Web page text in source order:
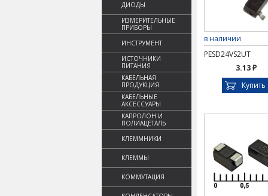
ДИОДЫ
ИЗМЕРИТЕЛЬНЫЕ
ПРИБОРЫ
ИНСТРУМЕНТ
ИСТОЧНИКИ
ПИТАНИЯ
КАБЕЛЬНАЯ
ПРОДУКЦИЯ
КАБЕЛЬНЫЕ
АКСЕССУАРЫ
КАПРОЛОН И
ПОЛИАЦЕТАЛЬ
КЛЕММНИКИ
КЛЕММЫ
КОММУТАЦИЯ
в наличии
PESD24VS2UT
3.13 ₽
Купить